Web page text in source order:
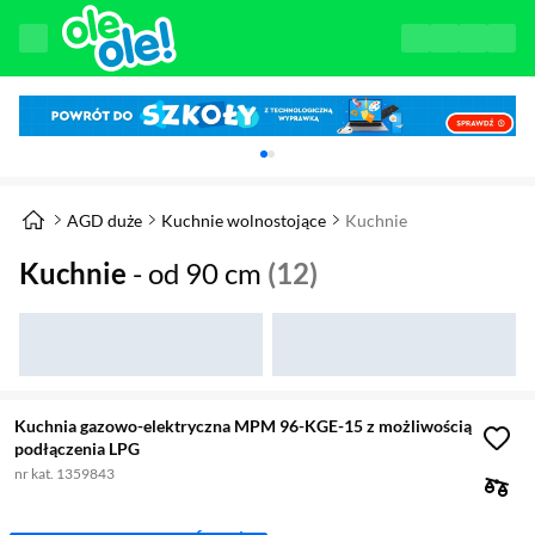
Karuzela z banerami, aktualny element 1 z
AGD duże Kuchnie wolnostojące Kuchnie
Kuchnie - od 90 cm (12)
Kuchnia gazowo-elektryczna MPM 96-KGE-15 z możliwością
podłączenia LPG
nr kat. 1359843